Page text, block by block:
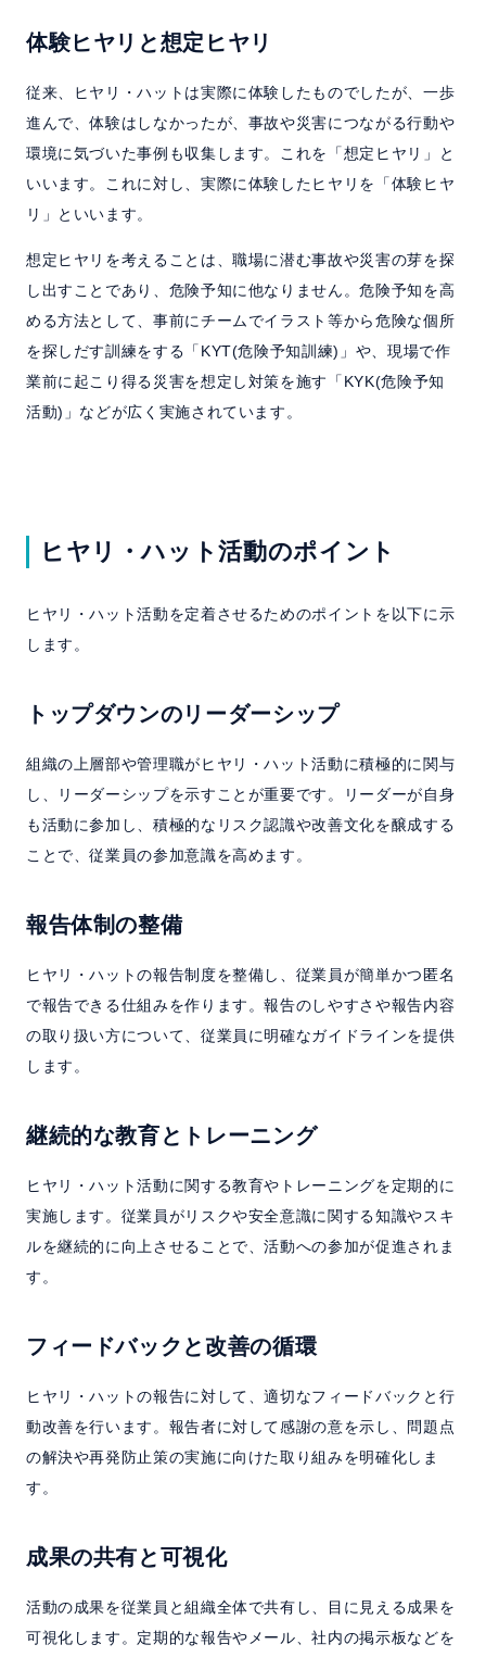
体験ヒヤリと想定ヒヤリ
従来、ヒヤリ・ハットは実際に体験したものでしたが、一歩
進んで、体験はしなかったが、事故や災害につながる行動や
環境に気づいた事例も収集します。これを「想定ヒヤリ」と
いいます。これに対し、実際に体験したヒヤリを「体験ヒヤ
リ」といいます。
想定ヒヤリを考えることは、職場に潜む事故や災害の芽を探
し出すことであり、危険予知に他なりません。危険予知を高
める方法として、事前にチームでイラスト等から危険な個所
を探しだす訓練をする「KYT(危険予知訓練)」や、現場で作
業前に起こり得る災害を想定し対策を施す「KYK(危険予知
活動)」などが広く実施されています。
ヒヤリ・ハット活動のポイント
ヒヤリ・ハット活動を定着させるためのポイントを以下に示
します。
トップダウンのリーダーシップ
組織の上層部や管理職がヒヤリ・ハット活動に積極的に関与
し、リーダーシップを示すことが重要です。リーダーが自身
も活動に参加し、積極的なリスク認識や改善文化を醸成する
ことで、従業員の参加意識を高めます。
報告体制の整備
ヒヤリ・ハットの報告制度を整備し、従業員が簡単かつ匿名
で報告できる仕組みを作ります。報告のしやすさや報告内容
の取り扱い方について、従業員に明確なガイドラインを提供
します。
継続的な教育とトレーニング
ヒヤリ・ハット活動に関する教育やトレーニングを定期的に
実施します。従業員がリスクや安全意識に関する知識やスキ
ルを継続的に向上させることで、活動への参加が促進されま
す。
フィードバックと改善の循環
ヒヤリ・ハットの報告に対して、適切なフィードバックと行
動改善を行います。報告者に対して感謝の意を示し、問題点
の解決や再発防止策の実施に向けた取り組みを明確化しま
す。
成果の共有と可視化
活動の成果を従業員と組織全体で共有し、目に見える成果を
可視化します。定期的な報告やメール、社内の掲示板などを